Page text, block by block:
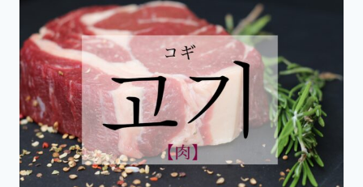
하
다」
の
意
味
と
使
い
方
｜
憎